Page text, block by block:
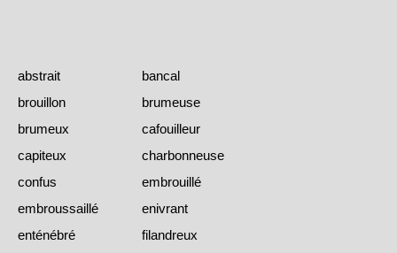
abstrait
bancal
brouillon
brumeuse
brumeux
cafouilleur
capiteux
charbonneuse
confus
embrouillé
embroussaillé
enivrant
enténébré
filandreux